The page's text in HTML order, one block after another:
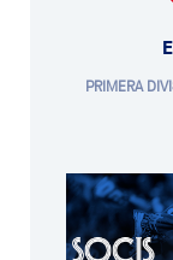
PRIMERA